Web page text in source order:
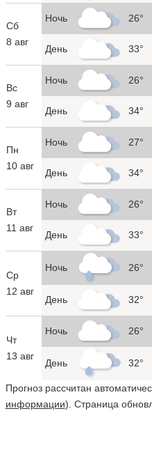
Сб
8 авг
Ночь 26°
День 33°
Вс
9 авг
Ночь 26°
День 34°
Пн
10 авг
Ночь 27°
День 34°
Вт
11 авг
Ночь 26°
День 33°
Ср
12 авг
Ночь 26°
День 32°
Чт
13 авг
Ночь 26°
День 32°
Прогноз рассчитан
информации). Страница